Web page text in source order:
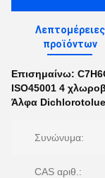
Λεπτομέρειες
προϊόντων
Επισημαίνω:
ISO45001 4
Άλφα
Συνώνυμα:
CAS αριθ.: